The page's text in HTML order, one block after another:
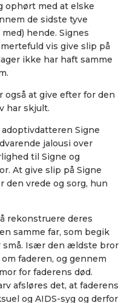
ophørt med at elske
de sidste tyve
hende. Signes
vis give slip på
ikke har haft samme
også at give efter for den
har skjult.
Signe
jalousi over
til Signe og
At give slip på Signe
den vrede og sorg, hun
rekonstruere deres
samme far, som begik
små. Især den ældste bror
faderen, og gennem
for faderens død.
afsløres det, at faderens
og AIDS-syg og derfor